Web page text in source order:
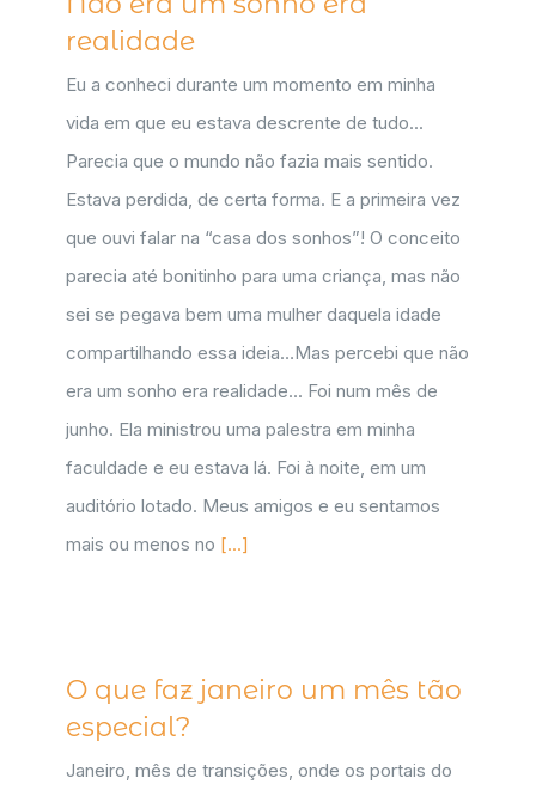
realidade
Eu a conheci durante um momento em minha
vida em que eu estava descrente de tudo...
Parecia que o mundo não fazia mais sentido.
Estava perdida, de certa forma. E a primeira vez
que ouvi falar na “casa dos sonhos”! O conceito
parecia até bonitinho para uma criança, mas não
sei se pegava bem uma mulher daquela idade
compartilhando essa ideia…Mas percebi que não
era um sonho era realidade... Foi num mês de
junho. Ela ministrou uma palestra em minha
faculdade e eu estava lá. Foi à noite, em um
auditório lotado. Meus amigos e eu sentamos
mais ou menos no [...]
O que faz janeiro um mês tão
especial?
Janeiro, mês de transições, onde os portais do